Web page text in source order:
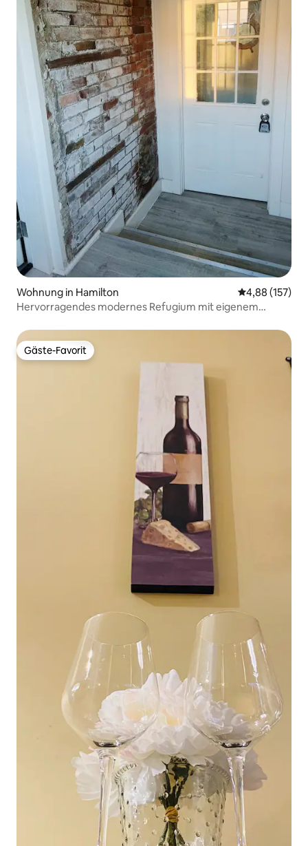
Wohnung in Hamilton
4,88 (157)
Hervorragendes modernes Refugium mit eigenem
Gäste-Favorit
Gäste-Favorit